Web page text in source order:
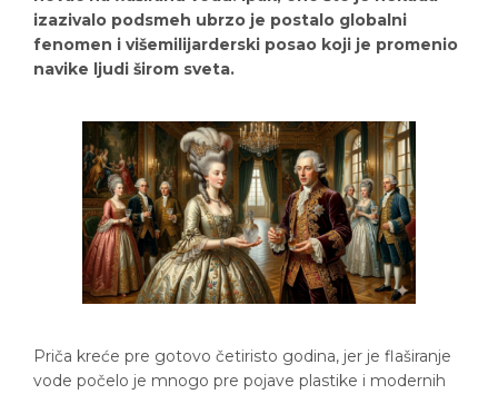
izazivalo podsmeh ubrzo je postalo globalni
fenomen i višemilijarderski posao koji je promenio
navike ljudi širom sveta.
Priča kreće pre gotovo četiristo godina, jer je flaširanje
vode počelo je mnogo pre pojave plastike i modernih